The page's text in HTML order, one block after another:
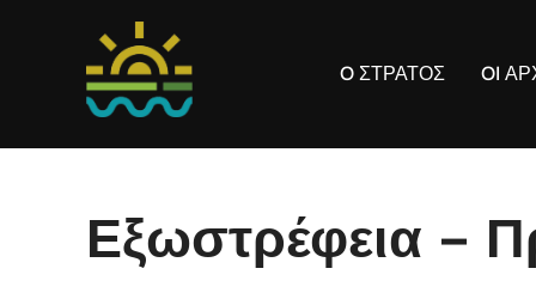
O ΣΤΡΑΤΟΣ OI
Εξωστρέφεια –